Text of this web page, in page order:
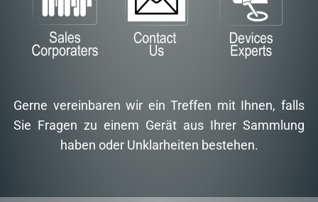
Gerne vereinbaren wir ein Treffen mit Ihnen, falls
Sie Fragen zu einem Gerät aus Ihrer Sammlung
haben oder Unklarheiten bestehen.